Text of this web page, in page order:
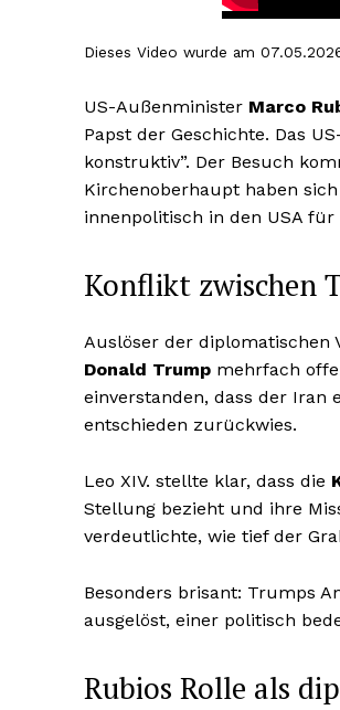
Dieses Video wurde am
US-Außenminister Marco
Papst der Geschichte. Das
konstruktiv”. Der Besuch
Kirchenoberhaupt haben
innenpolitisch in den USA für
Konflikt zwischen
Auslöser der diplomatischen
Donald Trump mehrfach
einverstanden, dass der Iran
entschieden zurückwies.
Leo XIV. stellte klar, dass die
Stellung bezieht und ihre
verdeutlichte, wie tief der
Besonders brisant: Trumps
ausgelöst, einer politisch
Rubios Rolle als